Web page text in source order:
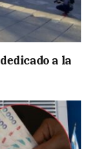
a la